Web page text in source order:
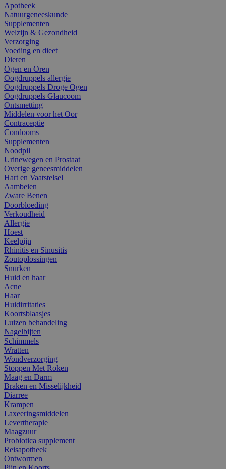
Apotheek
Natuurgeneeskunde
Supplementen
Welzijn & Gezondheid
Verzorging
Voeding en dieet
Dieren
Ogen en Oren
Oogdruppels allergie
Oogdruppels Droge Ogen
Oogdruppels Glaucoom
Ontsmetting
Middelen voor het Oor
Contraceptie
Condooms
Supplementen
Noodpil
Urinewegen en Prostaat
Overige geneesmiddelen
Hart en Vaatstelsel
Aambeien
Zware Benen
Doorbloeding
Verkoudheid
Allergie
Hoest
Keelpijn
Rhinitis en Sinusitis
Zoutoplossingen
Snurken
Huid en haar
Acne
Haar
Huidirritaties
Koortsblaasjes
Luizen behandeling
Nagelbijten
Schimmels
Wratten
Wondverzorging
Stoppen Met Roken
Maag en Darm
Braken en Misselijkheid
Diarree
Krampen
Laxeeringsmiddelen
Levertherapie
Maagzuur
Probiotica supplement
Reisapotheek
Ontwormen